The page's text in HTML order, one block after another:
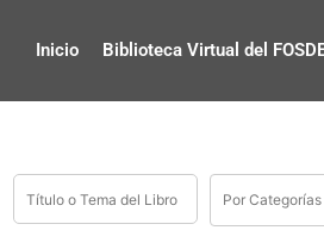
Inicio Biblioteca Virtual del